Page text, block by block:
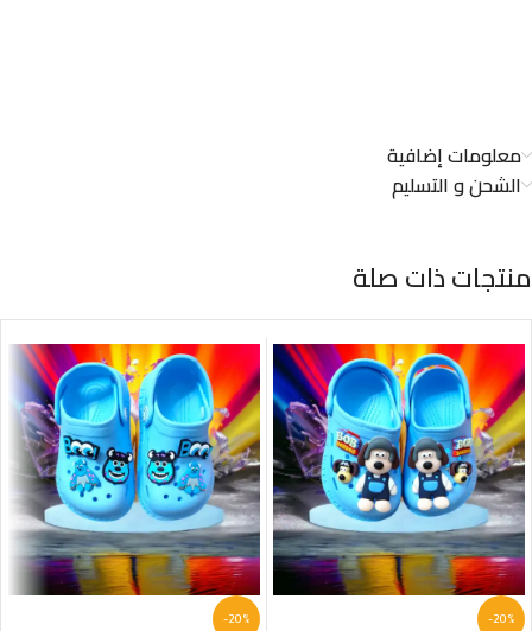
معلومات إضافية
الشحن و التسليم
منتجات ذات صلة
-20%
-20%